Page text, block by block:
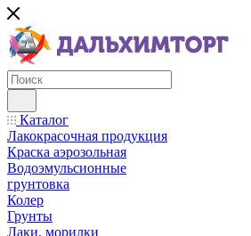
Каталог
Лакокрасочная продукция
Краска аэрозольная
Водоэмульсионные
грунтовка
Колер
Грунты
Лаки, морилки